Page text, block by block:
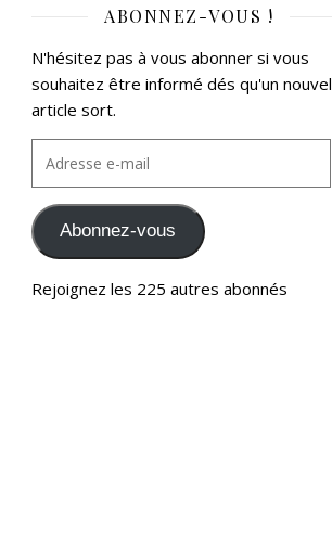
ABONNEZ-VOUS !
N'hésitez pas à vous abonner si vous
souhaitez être informé dés qu'un nouvel
article sort.
Abonnez-vous
Rejoignez les 225 autres abonnés